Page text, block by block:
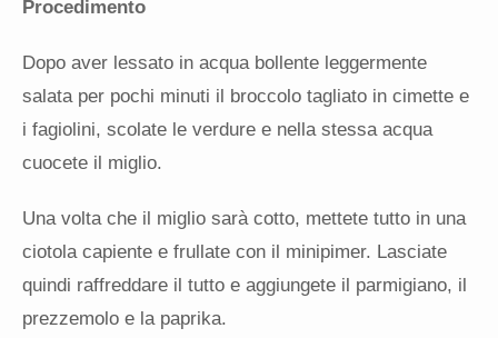
Procedimento
Dopo aver lessato in acqua bollente leggermente
salata per pochi minuti il broccolo tagliato in cimette e
i fagiolini, scolate le verdure e nella stessa acqua
cuocete il miglio.
Una volta che il miglio sarà cotto, mettete tutto in una
ciotola capiente e frullate con il minipimer. Lasciate
quindi raffreddare il tutto e aggiungete il parmigiano, il
prezzemolo e la paprika.